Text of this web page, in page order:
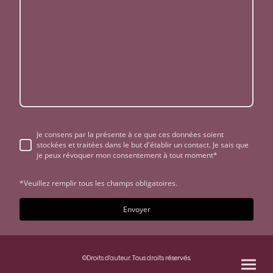
Je consens par la présente à ce que ces données soient
stockées et traitées dans le but d'établir un contact. Je sais que
je peux révoquer mon consentement à tout moment*
*Veuillez remplir tous les champs obligatoires.
Envoyer
©Droits d'auteur. Tous droits réservés.